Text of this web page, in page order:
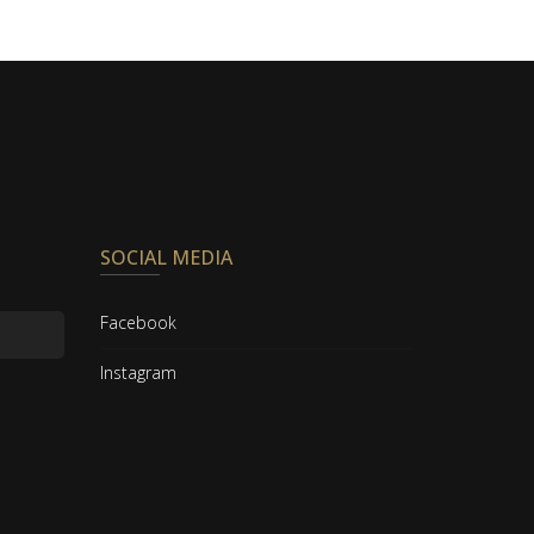
SOCIAL MEDIA
Facebook
Instagram